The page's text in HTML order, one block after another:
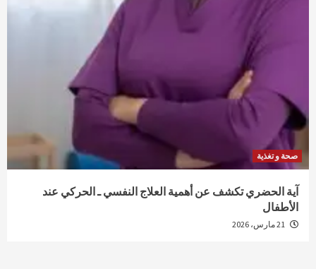
صحة و تغذية
آية الحضري تكشف عن أهمية العلاج النفسي ـ الحركي عند
الأطفال